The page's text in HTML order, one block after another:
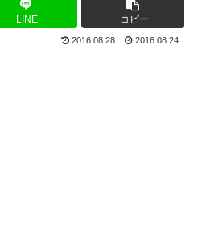
LINE コピー
2016.08.28 2016.08.24